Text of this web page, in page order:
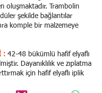
oluşmaktadır. Trambolin
şekilde bağlantılar
komple bir malzemeye
: 42-48 bükümlü hafif elyaflı
Dayanıklılık ve zıplatma
için hafif elyaflı iplik